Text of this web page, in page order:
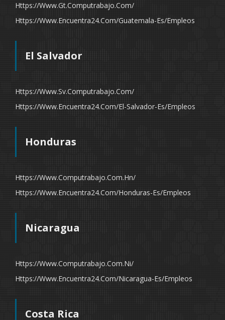
Https://www.gt.computrabajo.com/
Https://www.encuentra24.com/guatemala-Es/empleos
El Salvador
Https://www.sv.computrabajo.com/
Https://www.encuentra24.com/el-Salvador-Es/empleos
Honduras
Https://www.computrabajo.com.hn/
Https://www.encuentra24.com/honduras-Es/empleos
Nicaragua
Https://www.computrabajo.com.ni/
Https://www.encuentra24.com/nicaragua-Es/empleos
Costa Rica